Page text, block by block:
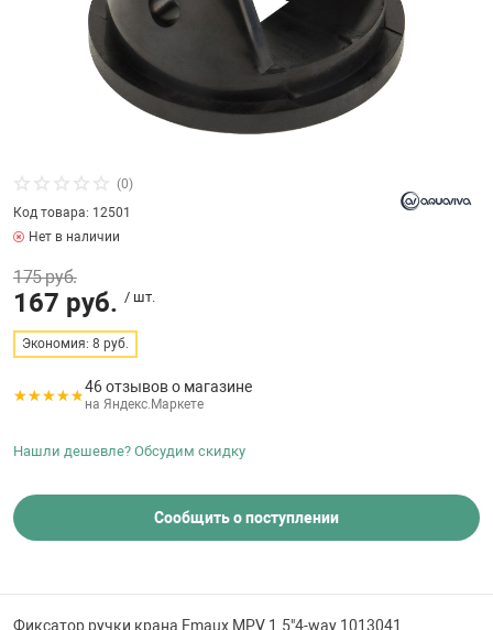
бассейнов
Запчасти,
аксессуары
Тепловые
Гейзеры
Запчасти и
для автоматизации
для дезинфекции
Запчасти,
аксессуары
бассейна
Зонты и
Комплекты
Пульты
мощности
Запчасти и
(0)
Код товара: 12501
Нет в наличии
175 руб.
167 руб. / шт.
Экономия: 8 руб.
46 отзывов о магазине
на Яндекс.Маркете
Нашли дешевле? Обсудим скидку
Фиксатор ручки крана Emaux MPV 1.5"4-way 1013041.
Сообщить о поступлении